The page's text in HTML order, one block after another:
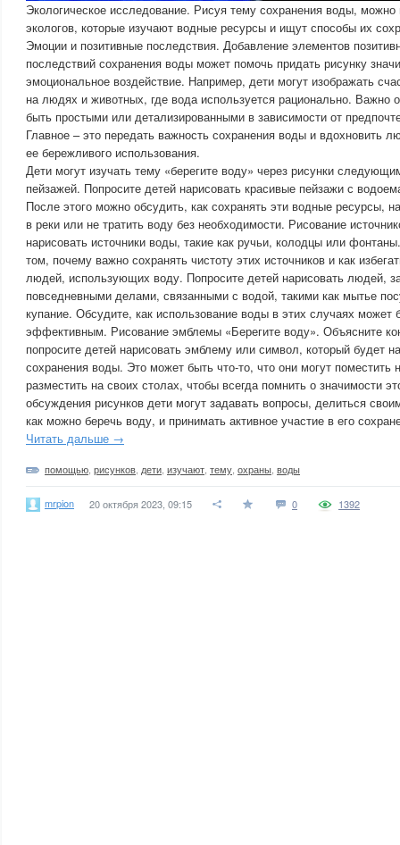
Экологическое исследование. Рисуя тему сохранения воды, можно
экологов, которые изучают водные ресурсы и ищут способы их
Эмоции и позитивные последствия. Добавление элементов
последствий сохранения воды может помочь придать рисунку
эмоциональное воздействие. Например, дети могут изображать
на людях и животных, где вода используется рационально. Важно
быть простыми или детализированными в зависимости от
Главное – это передать важность сохранения воды и вдохновить
ее бережливого использования.
Дети могут изучать тему «берегите воду» через рисунки
пейзажей. Попросите детей нарисовать красивые пейзажи с
После этого можно обсудить, как сохранять эти водные ресурсы,
в реки или не тратить воду без необходимости. Рисование
нарисовать источники воды, такие как ручьи, колодцы или
том, почему важно сохранять чистоту этих источников и как
людей, использующих воду. Попросите детей нарисовать людей,
повседневными делами, связанными с водой, такими как мытье
купание. Обсудите, как использование воды в этих случаях может
эффективным. Рисование эмблемы «Берегите воду». Объясните
попросите детей нарисовать эмблему или символ, который будет
сохранения воды. Это может быть что-то, что они могут поместить
разместить на своих столах, чтобы всегда помнить о значимости
обсуждения рисунков дети могут задавать вопросы, делиться
как можно беречь воду, и принимать активное участие в его
Читать дальше →
помощью рисунков дети изучают тему охраны воды
mrpion 20 октября 2023, 09:15 0 1392